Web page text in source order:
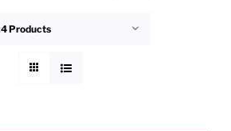
Products